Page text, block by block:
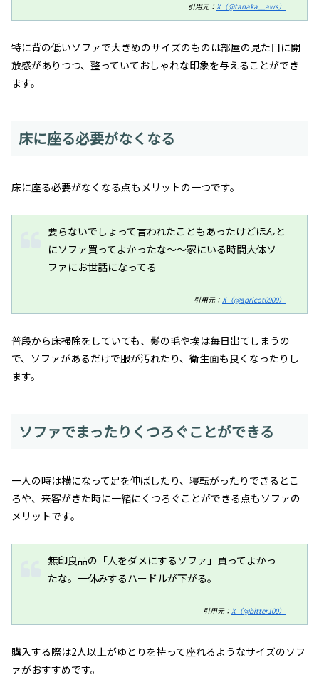
引用元： X（@tanaka__aws）
特に背の低いソファで大きめのサイズのものは部屋の見た目に開
放感がありつつ、整っていておしゃれな印象を与えることができ
ます。
床に座る必要がなくなる
床に座る必要がなくなる点もメリットの一つです。
要らないでしょって言われたこともあったけどほんと
にソファ買ってよかったな〜〜家にいる時間大体ソ
ファにお世話になってる
引用元： X（@apricot0909）
普段から床掃除をしていても、髪の毛や埃は毎日出てしまうの
で、ソファがあるだけで服が汚れたり、衛生面も良くなったりし
ます。
ソファでまったりくつろぐことができる
一人の時は横になって足を伸ばしたり、寝転がったりできるとこ
ろや、来客がきた時に一緒にくつろぐことができる点もソファの
メリットです。
無印良品の「人をダメにするソファ」買ってよかっ
たな。一休みするハードルが下がる。
引用元： X（@bitter100）
購入する際は2人以上がゆとりを持って座れるようなサイズのソフ
ァがおすすめです。